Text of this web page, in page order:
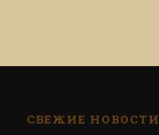
СВЕЖИЕ НОВОСТИ